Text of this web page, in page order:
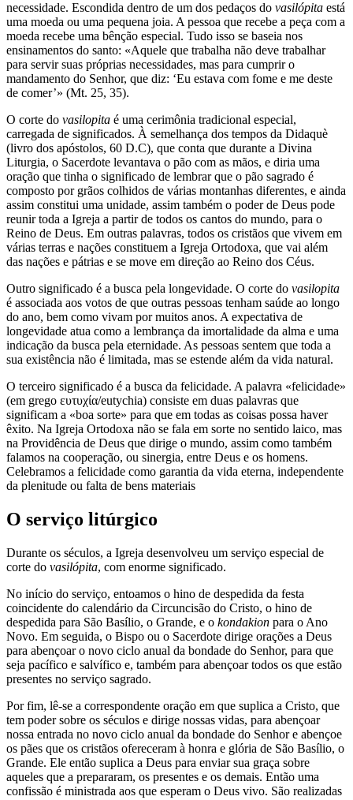
necessidade. Escondida dentro de um dos pedaços do vasilópita está
uma moeda ou uma pequena joia. A pessoa que recebe a peça com a
moeda recebe uma bênção especial. Tudo isso se baseia nos
ensinamentos do santo: «Aquele que trabalha não deve trabalhar
para servir suas próprias necessidades, mas para cumprir o
mandamento do Senhor, que diz: ‘Eu estava com fome e me deste
de comer’» (Mt. 25, 35).
O corte do vasilopita é uma cerimônia tradicional especial,
carregada de significados. À semelhança dos tempos da Didaquè
(livro dos apóstolos, 60 D.C), que conta que durante a Divina
Liturgia, o Sacerdote levantava o pão com as mãos, e diria uma
oração que tinha o significado de lembrar que o pão sagrado é
composto por grãos colhidos de várias montanhas diferentes, e ainda
assim constitui uma unidade, assim também o poder de Deus pode
reunir toda a Igreja a partir de todos os cantos do mundo, para o
Reino de Deus. Em outras palavras, todos os cristãos que vivem em
várias terras e nações constituem a Igreja Ortodoxa, que vai além
das nações e pátrias e se move em direção ao Reino dos Céus.
Outro significado é a busca pela longevidade. O corte do vasilopita
é associada aos votos de que outras pessoas tenham saúde ao longo
do ano, bem como vivam por muitos anos. A expectativa de
longevidade atua como a lembrança da imortalidade da alma e uma
indicação da busca pela eternidade. As pessoas sentem que toda a
sua existência não é limitada, mas se estende além da vida natural.
O terceiro significado é a busca da felicidade. A palavra «felicidade»
(em grego ευτυχία/eutychia) consiste em duas palavras que
significam a «boa sorte» para que em todas as coisas possa haver
êxito. Na Igreja Ortodoxa não se fala em sorte no sentido laico, mas
na Providência de Deus que dirige o mundo, assim como também
falamos na cooperação, ou sinergia, entre Deus e os homens.
Celebramos a felicidade como garantia da vida eterna, independente
da plenitude ou falta de bens materiais
O serviço litúrgico
Durante os séculos, a Igreja desenvolveu um serviço especial de
corte do vasilópita, com enorme significado.
No início do serviço, entoamos o hino de despedida da festa
coincidente do calendário da Circuncisão do Cristo, o hino de
despedida para São Basílio, o Grande, e o kondakion para o Ano
Novo. Em seguida, o Bispo ou o Sacerdote dirige orações a Deus
para abençoar o novo ciclo anual da bondade do Senhor, para que
seja pacífico e salvífico e, também para abençoar todos os que estão
presentes no serviço sagrado.
Por fim, lê-se a correspondente oração em que suplica a Cristo, que
tem poder sobre os séculos e dirige nossas vidas, para abençoar
nossa entrada no novo ciclo anual da bondade do Senhor e abençoe
os pães que os cristãos ofereceram à honra e glória de São Basílio, o
Grande. Ele então suplica a Deus para enviar sua graça sobre
aqueles que a prepararam, os presentes e os demais. Então uma
confissão é ministrada aos que esperam o Deus vivo. São realizadas